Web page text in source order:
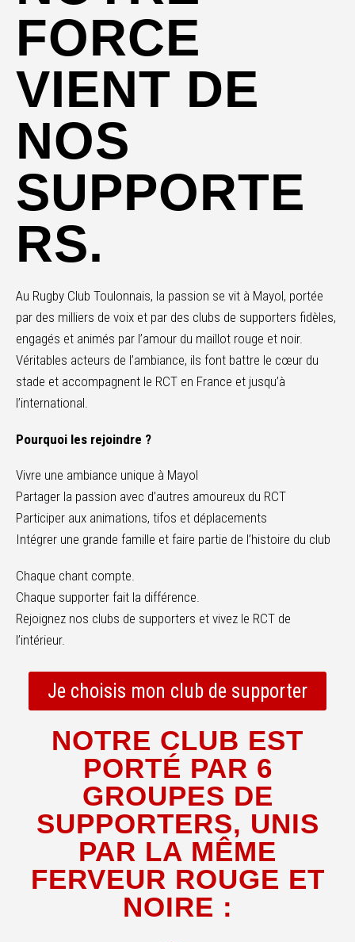
FORCE
VIENT DE
NOS
SUPPORTE
RS.
Au Rugby Club Toulonnais, la passion se vit à Mayol, portée
par des milliers de voix et par des clubs de supporters fidèles,
engagés et animés par l’amour du maillot rouge et noir.
Véritables acteurs de l’ambiance, ils font battre le cœur du
stade et accompagnent le RCT en France et jusqu’à
l’international.
Pourquoi les rejoindre ?
Vivre une ambiance unique à Mayol
Partager la passion avec d’autres amoureux du RCT
Participer aux animations, tifos et déplacements
Intégrer une grande famille et faire partie de l’histoire du club
Chaque chant compte.
Chaque supporter fait la différence.
Rejoignez nos clubs de supporters et vivez le RCT de
l’intérieur.
Je choisis mon club de supporter
NOTRE CLUB EST
PORTÉ PAR 6
GROUPES DE
SUPPORTERS, UNIS
PAR LA MÊME
FERVEUR ROUGE ET
NOIRE :